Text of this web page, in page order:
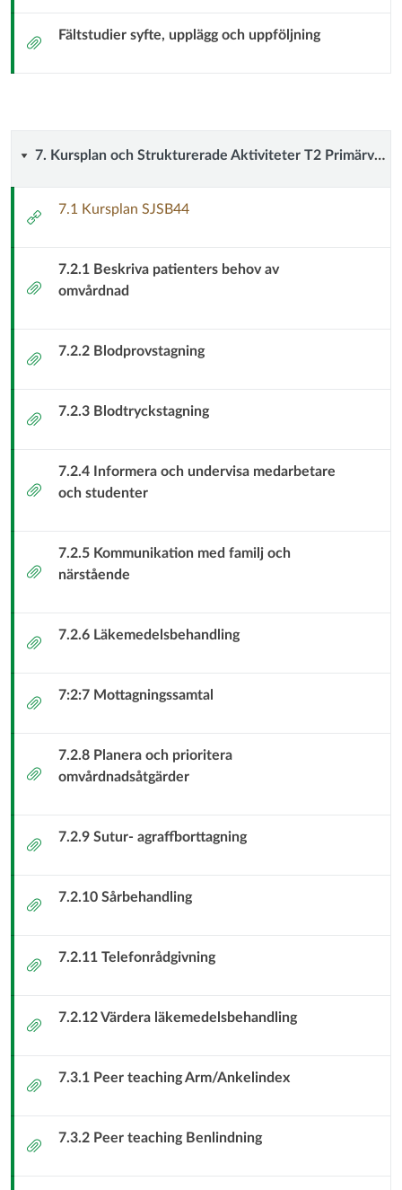
T1
Bilaga Fältstudier syfte, upplägg och uppföljning
7.
Kursplan
Strukturerade
T2
7. Kursplan och Strukturerade Aktiviteter T2 Primärvård
Extern7.1 Kursplan SJSB44
Bilaga
7.2.1 Beskriva patienters behov av
omvårdnad
Bilaga 7.2.2 Blodprovstagning
Bilaga 7.2.3 Blodtryckstagning
Bilaga
7.2.4 Informera och undervisa medarbetare
och studenter
Bilaga
7.2.5 Kommunikation med familj och
närstående
Bilaga 7.2.6 Läkemedelsbehandling
Bilaga 7:2:7 Mottagningssamtal
Bilaga
7.2.8 Planera och prioritera
omvårdnadsåtgärder
Bilaga 7.2.9 Sutur- agraffborttagning
Bilaga 7.2.10 Sårbehandling
Bilaga 7.2.11 Telefonrådgivning
Bilaga 7.2.12 Värdera läkemedelsbehandling
Bilaga 7.3.1 Peer teaching Arm/Ankelindex
Bilaga 7.3.2 Peer teaching Benlindning